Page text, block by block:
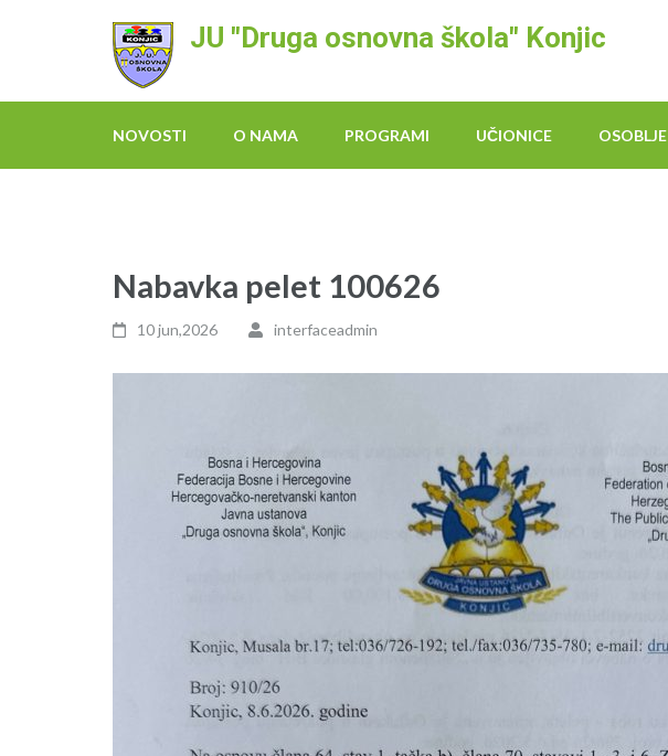
(Press
JU "Druga osnovna škola" Konjic
NOVOSTI O NAMA PROGRAMI UČIONICE OSOBLJE
Nabavka pelet 100626
10 jun,2026 interfaceadmin